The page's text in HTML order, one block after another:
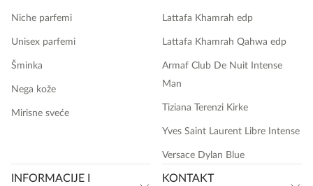
Niche parfemi
Unisex parfemi
Šminka
Nega kože
Mirisne sveće
Lattafa Khamrah edp
Lattafa Khamrah Qahwa edp
Armaf Club De Nuit Intense
Man
Tiziana Terenzi Kirke
Yves Saint Laurent Libre Intense
Versace Dylan Blue
INFORMACIJE I KONTAKT